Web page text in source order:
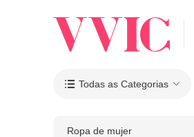
 Todas as Categorias
Ropa de mujer